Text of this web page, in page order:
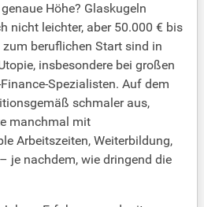
Höhe? Glaskugeln
nicht leichter, aber 50.000 € bis
beruflichen Start sind in
insbesondere bei großen
Spezialisten. Auf dem
schmaler aus,
manchmal mit
Arbeitszeiten, Weiterbildung,
je nachdem, wie dringend die